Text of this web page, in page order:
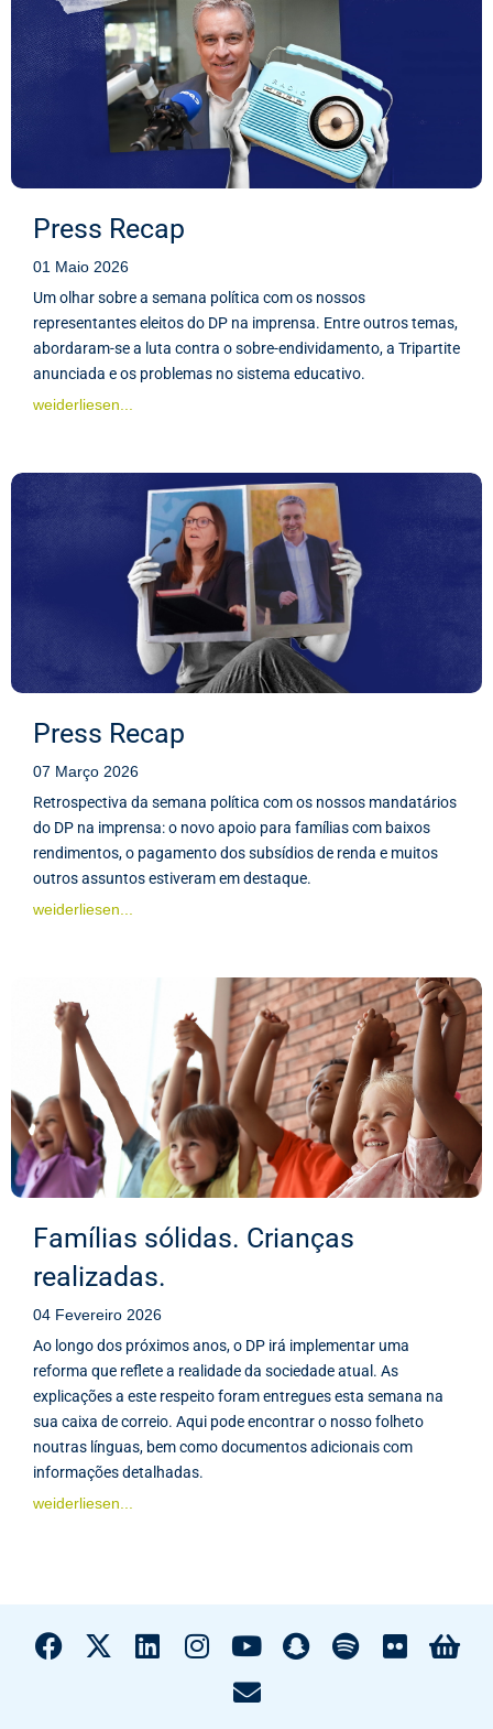
Press Recap
01 Maio 2026
Um olhar sobre a semana política com os nossos
representantes eleitos do DP na imprensa. Entre outros temas,
abordaram-se a luta contra o sobre-endividamento, a Tripartite
anunciada e os problemas no sistema educativo.
weiderliesen...
Press Recap
07 Março 2026
Retrospectiva da semana política com os nossos mandatários
do DP na imprensa: o novo apoio para famílias com baixos
rendimentos, o pagamento dos subsídios de renda e muitos
outros assuntos estiveram em destaque.
weiderliesen...
Famílias sólidas. Crianças
realizadas.
04 Fevereiro 2026
Ao longo dos próximos anos, o DP irá implementar uma
reforma que reflete a realidade da sociedade atual. As
explicações a este respeito foram entregues esta semana na
sua caixa de correio. Aqui pode encontrar o nosso folheto
noutras línguas, bem como documentos adicionais com
informações detalhadas.
weiderliesen...